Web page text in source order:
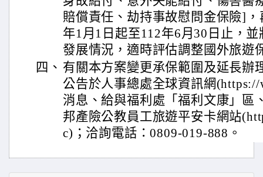
賠償責任、劫持事故慰問金保險]
年1月1日起至112年6月30日止，
發展情況，適時評估調整國外旅遊
四、 有關本方案變更承保範圍及延長辦
公告於人事總處全球資訊網
消息、給與福利處「福利文康」區
邦產險公教員工旅遊平安卡網站
c)；洽詢電話：0809-019-888。